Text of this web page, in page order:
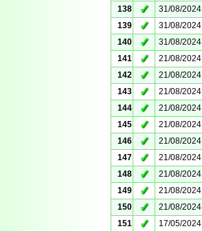
138
✓ 31/08/2024
139
✓ 31/08/2024
140
✓ 31/08/2024
141
✓ 21/08/2024
142
✓ 21/08/2024
143
✓ 21/08/2024
144
✓ 21/08/2024
145
✓ 21/08/2024
146
✓ 21/08/2024
147
✓ 21/08/2024
148
✓ 21/08/2024
149
✓ 21/08/2024
150
✓ 21/08/2024
151
✓ 17/05/2024